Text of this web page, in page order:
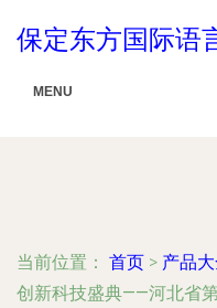
保定东方国际语
MENU
当前位置： 首页 > 产品
创新科技盛典——河北省